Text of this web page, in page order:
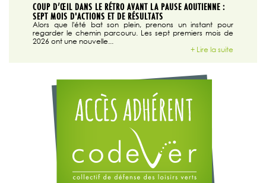
COUP D’ŒIL DANS LE RÉTRO AVANT LA PAUSE AOUTIENNE :
SEPT MOIS D'ACTIONS ET DE RÉSULTATS
Alors que l'été bat son plein, prenons un instant pour
regarder le chemin parcouru. Les sept premiers mois de
2026 ont une nouvelle...
+ Lire la suite